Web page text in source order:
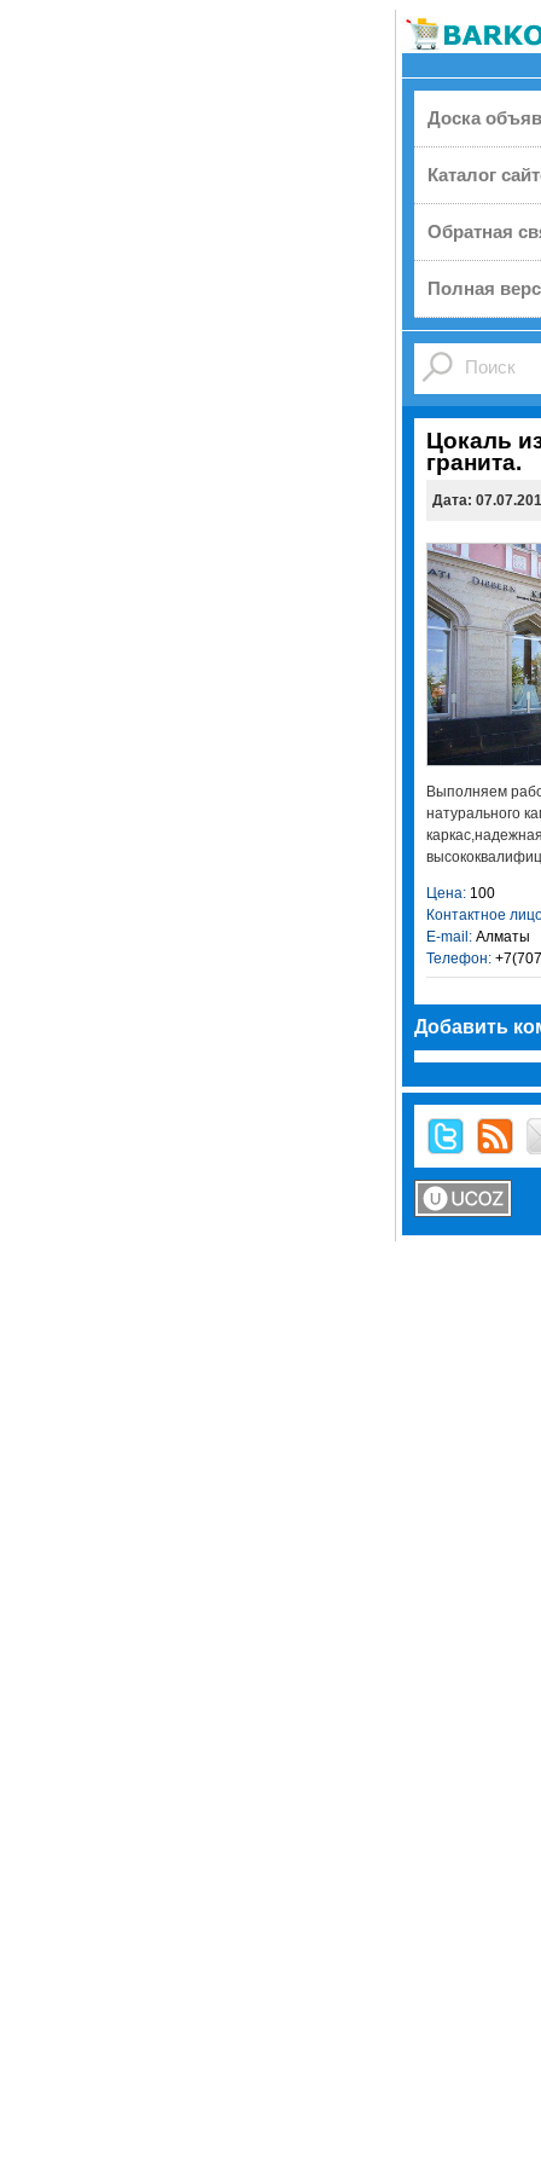
Доска
Каталог
Обратная
Полная
Цокаль
гранита.
Дата:
Выполняем
натурального
Цена:100
Контактное
E-mail:Алматы
Телефон:
Добавить